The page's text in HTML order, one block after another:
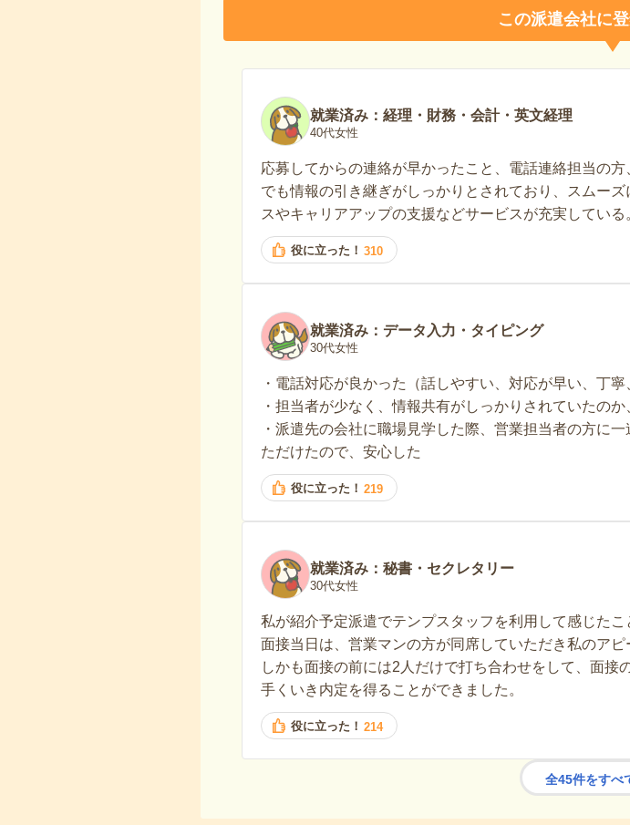
この派遣会社に
就業済み：経理・財務・会計・英文経理
40代女性
応募してからの連絡が早かったこと、電話連絡担当の
でも情報の引き継ぎがしっかりとされており、スムー
スやキャリアアップの支援などサービスが充実している
役に立った！ 310
就業済み：データ入力・タイピング
30代女性
・電話対応が良かった（話しやすい、対応が早い、丁
・担当者が少なく、情報共有がしっかりされていたの
・派遣先の会社に職場見学した際、営業担当者の方に
ただけたので、安心した
役に立った！ 219
就業済み：秘書・セクレタリー
30代女性
私が紹介予定派遣でテンプスタッフを利用して感じたこ
面接当日は、営業マンの方が同席していただき私のアピ
しかも面接の前には2人だけで打ち合わせをして、面接
手くいき内定を得ることができました。
役に立った！ 214
全45件をすべ